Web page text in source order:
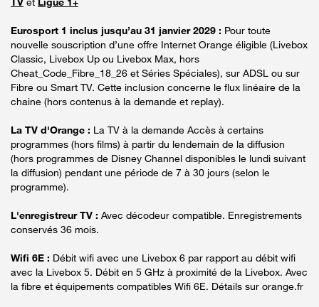
Eurosport 1 inclus jusqu’au 31 janvier 2029 : Pour toute
nouvelle souscription d’une offre Internet Orange éligible (Livebox
Classic, Livebox Up ou Livebox Max, hors
Cheat_Code_Fibre_18_26 et Séries Spéciales), sur ADSL ou sur
Fibre ou Smart TV. Cette inclusion concerne le flux linéaire de la
chaine (hors contenus à la demande et replay).
La TV d'Orange : La TV à la demande Accès à certains
programmes (hors films) à partir du lendemain de la diffusion
(hors programmes de Disney Channel disponibles le lundi suivant
la diffusion) pendant une période de 7 à 30 jours (selon le
programme).
L'enregistreur TV : Avec décodeur compatible. Enregistrements
conservés 36 mois.
Wifi 6E : Débit wifi avec une Livebox 6 par rapport au débit wifi
avec la Livebox 5. Débit en 5 GHz à proximité de la Livebox. Avec
la fibre et équipements compatibles Wifi 6E. Détails sur orange.fr